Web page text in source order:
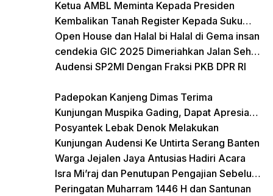
Ketua AMBL Meminta Kepada Presiden
Kembalikan Tanah Register Kepada Suku
Lampung
Open House dan Halal bi Halal di Gema insan
cendekia GIC 2025 Dimeriahkan Jalan Sehat
dan Bazar Kreatif
Audensi SP2MI Dengan Fraksi PKB DPR RI
Padepokan Kanjeng Dimas Terima
Kunjungan Muspika Gading, Dapat Apresiasi
atas Kontribusi Sosial dan Keagamaan
Posyantek Lebak Denok Melakukan
Kunjungan Audensi Ke Untirta Serang Banten
Warga Jejalen Jaya Antusias Hadiri Acara
Isra Mi’raj dan Penutupan Pengajian Sebelum
Ramadhan
Peringatan Muharram 1446 H dan Santunan